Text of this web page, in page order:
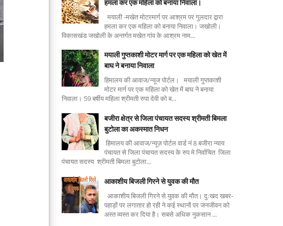
हमला कर एक महिला को बनाया निवाला।
मयाली -मखेत मोटरमार्ग पर आश्रम पर गुलदार द्वारा
हमला कर एक महिला को बनाया निवाला। जखोली।
विकासखंड जखोली के अन्तर्गत मखेत गांव के आश्रम नाम...
मयाली गुप्तकाशी मोटर मार्ग पर एक महिला को खेत में
बाघ ने बनाया निवाला
हिमालय की आवाज/न्यूज पोर्टल। मयाली गुप्तकाशी
मोटर मार्ग पर एक महिला को खेत में बाघ ने बनाया
निवाला। 59 बर्षीय महिला श्रीमती रुपा देवी को ब...
बजीरा क्षेत्र से जिला पंचायत सदस्य श्रीमती बिमला
बुटोला का अकस्मात निधन
हिमालय की आवाज/न्यूज़ पोर्टल वार्ड नं 8 बजीरा न्याय
पंचायत से जिला पंचायत सदस्य के रुप मे निर्वाचित जिला
पंचायत सदस्य श्रीमती बिमला बुटोला...
आकाशीय बिजली गिरने से युवक की मौत
आकाशीय बिजली गिरने से युवक की मौत। दुःखद खबर-
पहाड़ों पर लगातार हो रही ने कई स्थानों पर जनजीवन को
अस्त व्यस्त कर दिया है। सबसे अधिक नुकसान ...